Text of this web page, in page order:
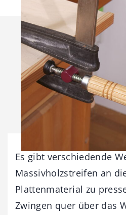
Es gibt verschiedende
Massivholzstreifen an
Plattenmaterial zu
Zwingen quer über das